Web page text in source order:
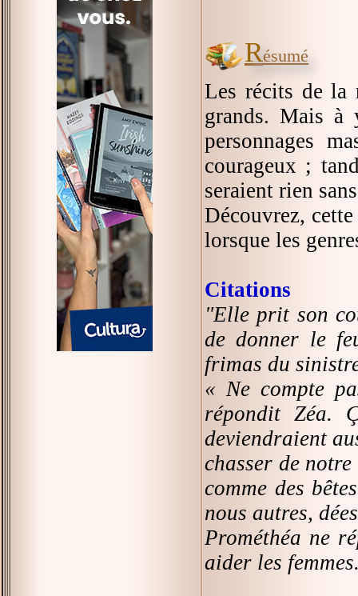
Résumé
Les récits de la
grands. Mais à
personnages
courageux ;
seraient rien
Découvrez,
lorsque les
Citations
"Elle prit son
de donner le
frimas du
« Ne compte
répondit Zéa.
deviendraient
chasser de
comme des
nous autres,
Prométhéa ne
aider les